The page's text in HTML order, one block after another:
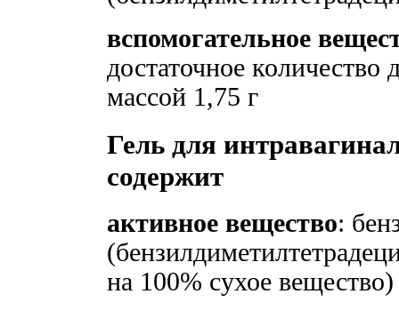
вспомогательное
достаточное
массой 1,75 г
Гель для
содержит
активное вещество:
на 100% сухое